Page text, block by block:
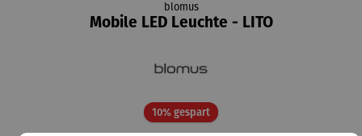
blomus
Mobile LED Leuchte - LITO
10% gespartRabatt